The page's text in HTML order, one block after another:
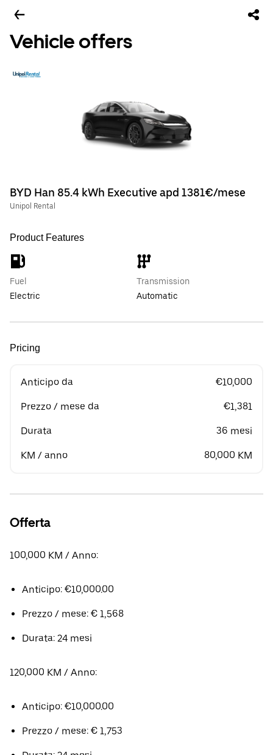
Vehicle offers
BYD Han 85.4 kWh Executive apd 1381€/mese
Unipol Rental
Product Features
Fuel
Electric
Transmission
Automatic
Pricing
Anticipo da €10,000
Prezzo / mese da €1,381
Durata 36 mesi
KM / anno 80,000 KM
Offerta
100,000 KM / Anno:
Anticipo: €10,000.00
Prezzo / mese: € 1,568
Durata: 24 mesi
120,000 KM / Anno:
Anticipo: €10,000.00
Prezzo / mese: € 1,753